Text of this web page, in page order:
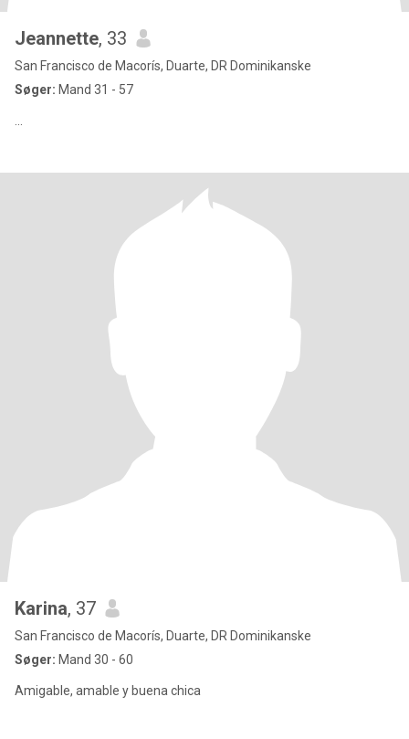
Jeannette, 33
San Francisco de Macorís, Duarte, DR Dominikanske
Søger: Mand 31 - 57
Karina, 37
San Francisco de Macorís, Duarte, DR Dominikanske
Søger: Mand 30 - 60
Amigable, amable y buena chica